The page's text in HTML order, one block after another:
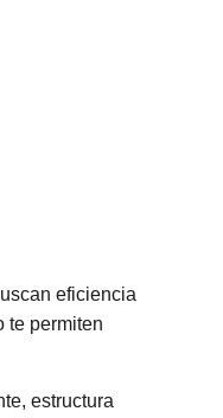
eficiencia
te permiten
estructura